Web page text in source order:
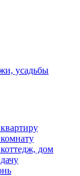
усадьбы
дом